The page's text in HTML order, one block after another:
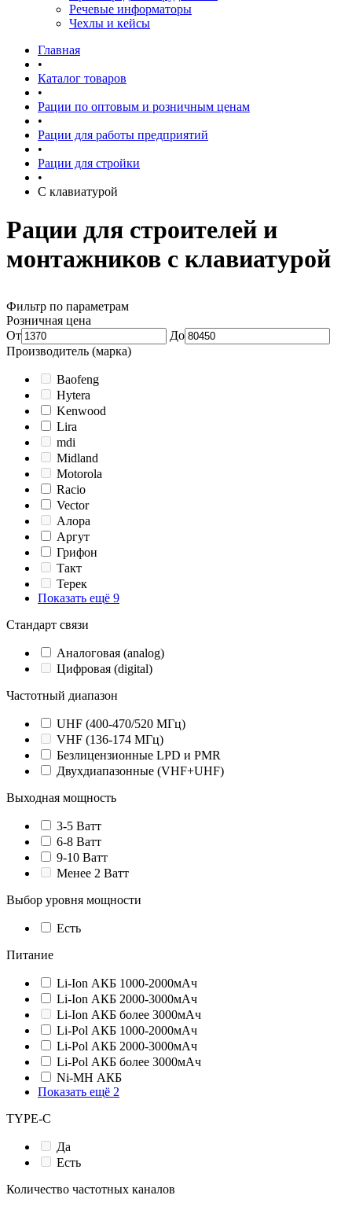
Речевые информаторы
Чехлы и кейсы
Главная
•
Каталог товаров
•
Рации по оптовым и розничным ценам
•
Рации для работы предприятий
•
Рации для стройки
•
С клавиатурой
Рации для строителей и
монтажников с клавиатурой
Фильтр по параметрам
Розничная цена
От
До
Производитель (марка)
Baofeng
Hytera
Kenwood
Lira
mdi
Midland
Motorola
Racio
Vector
Алора
Аргут
Грифон
Такт
Терек
Показать ещё 9
Стандарт связи
Аналоговая (analog)
Цифровая (digital)
Частотный диапазон
UHF (400-470/520 МГц)
VHF (136-174 МГц)
Безлицензионные LPD и PMR
Двухдиапазонные (VHF+UHF)
Выходная мощность
3-5 Ватт
6-8 Ватт
9-10 Ватт
Менее 2 Ватт
Выбор уровня мощности
Есть
Питание
Li-Ion АКБ 1000-2000мАч
Li-Ion АКБ 2000-3000мАч
Li-Ion АКБ более 3000мАч
Li-Pol АКБ 1000-2000мАч
Li-Pol АКБ 2000-3000мАч
Li-Pol АКБ более 3000мАч
Ni-MH АКБ
Показать ещё 2
TYPE-C
Да
Есть
Количество частотных каналов